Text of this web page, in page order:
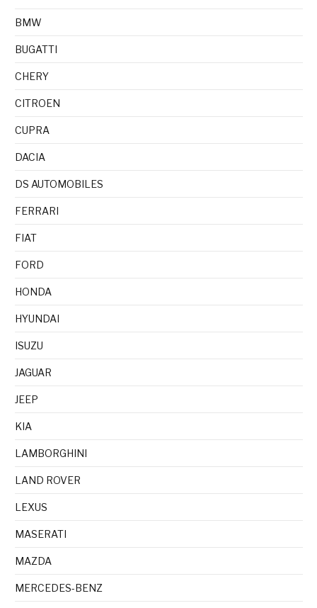
BMW
BUGATTI
CHERY
CITROEN
CUPRA
DACIA
DS AUTOMOBILES
FERRARI
FIAT
FORD
HONDA
HYUNDAI
ISUZU
JAGUAR
JEEP
KIA
LAMBORGHINI
LAND ROVER
LEXUS
MASERATI
MAZDA
MERCEDES-BENZ